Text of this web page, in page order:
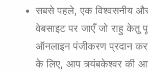
सबसे पहले, एक विश्वसनीय और
वेबसाइट पर जाएँ जो राहु केतु
ऑनलाइन पंजीकरण प्रदान
के लिए, आप त्र्यंबकेश्वर की